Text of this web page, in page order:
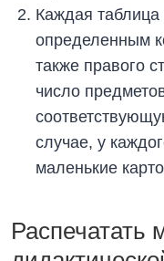
Каждая таблица
определенным
также правого
число
случае, у
маленькие
Распечатать